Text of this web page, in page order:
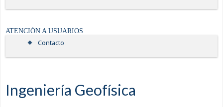
ATENCIÓN A USUARIOS
Contacto
Ingeniería Geofísica